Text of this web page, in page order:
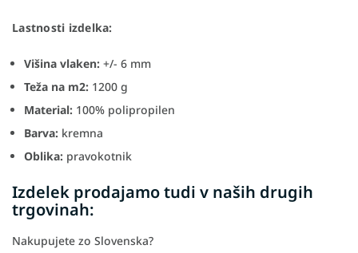
Lastnosti izdelka:
Višina vlaken: +/- 6 mm
Teža na m2: 1200 g
Material: 100% polipropilen
Barva: kremna
Oblika: pravokotnik
Izdelek prodajamo tudi v naših drugih
trgovinah:
Nakupujete zo Slovenska?